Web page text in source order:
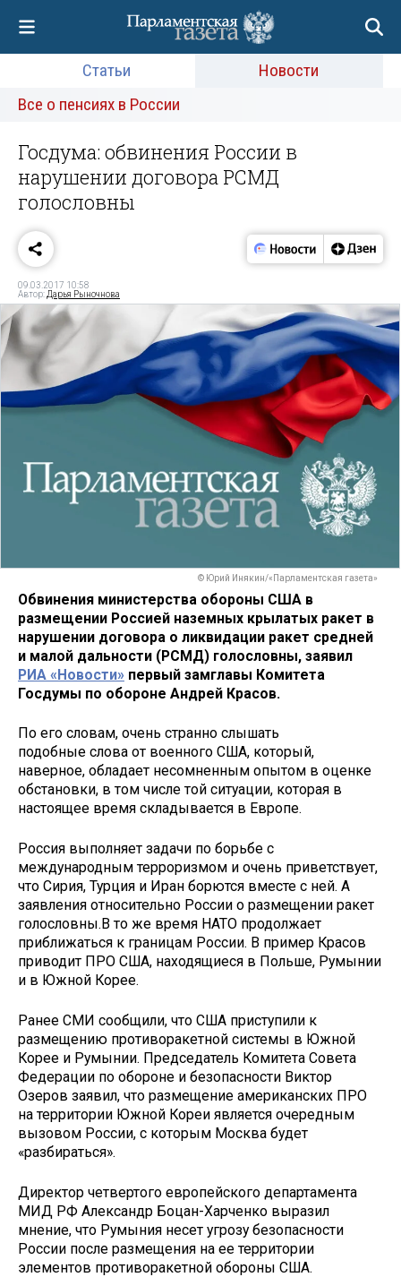
Статьи
Новости
Все о пенсиях в России
Госдума: обвинения России в
нарушении договора РСМД
голословны
09.03.2017 10:58
Автор: Дарья Рыночнова
© Юрий Инякин/«Парламентская газета»
Обвинения министерства обороны США в
размещении Россией наземных крылатых ракет в
нарушении договора о ликвидации ракет средней
и малой дальности (РСМД) голословны, заявил
РИА «Новости» первый замглавы Комитета
Госдумы по обороне Андрей Красов.
По его словам, очень странно слышать
подобные слова от военного США, который,
наверное, обладает несомненным опытом в оценке
обстановки, в том числе той ситуации, которая в
настоящее время складывается в Европе.
Россия выполняет задачи по борьбе с
международным терроризмом и очень приветствует,
что Сирия, Турция и Иран борются вместе с ней. А
заявления относительно России о размещении ракет
голословны.В то же время НАТО продолжает
приближаться к границам России. В пример Красов
приводит ПРО США, находящиеся в Польше, Румынии
и в Южной Корее.
Ранее СМИ сообщили, что США приступили к
размещению противоракетной системы в Южной
Корее и Румынии. Председатель Комитета Совета
Федерации по обороне и безопасности Виктор
Озеров заявил, что размещение американских ПРО
на территории Южной Кореи является очередным
вызовом России, с которым Москва будет
«разбираться».
Директор четвертого европейского департамента
МИД РФ Александр Боцан-Харченко выразил
мнение, что Румыния несет угрозу безопасности
России после размещения на ее территории
элементов противоракетной обороны США.